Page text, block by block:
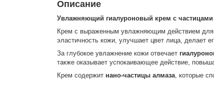
Описание
Увлажняющий гиалуроновый крем с частицами
Крем с выраженным увлажняющим действием для
эластичность кожи, улучшает цвет лица, делает
За глубокое увлажнение кожи отвечает
также оказывает успокаивающее действие,
Крем содержит нано-частицы алмаза, которые